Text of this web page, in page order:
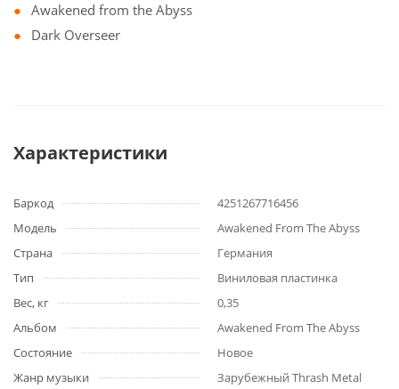
Awakened from the Abyss
Dark Overseer
Характеристики
Баркод
4251267716456
Модель
Awakened From The Abyss
Страна
Германия
Тип
Виниловая пластинка
Вес, кг
0,35
Альбом
Awakened From The Abyss
Состояние
Новое
Жанр музыки
Зарубежный Thrash Metal